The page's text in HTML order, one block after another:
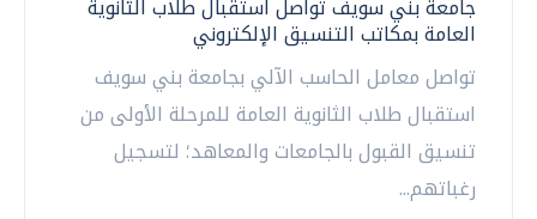
جامعة بني سويف تواصل استقبال طلاب الثانوية
العامة بمكاتب التنسيق الإلكتروني
تواصل معامل الحاسب الآلي بجامعة بني سويف
استقبال طلاب الثانوية العامة للمرحلة الأولى من
تنسيق القبول بالجامعات والمعاهد؛ لتسجيل
رغباتهم...